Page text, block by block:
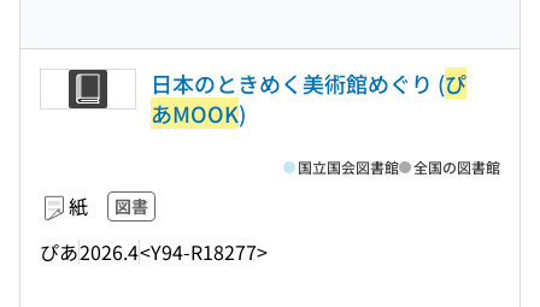
日本のときめく美術館めぐり (ぴ
あMOOK)
紙 図書
ぴあ2026.4<Y94-R18277>
国立国会図書館 全国の図書館